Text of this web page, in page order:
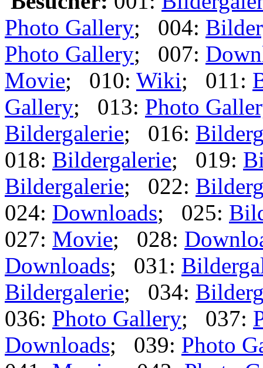
Photo Gallery; 004:
Photo Gallery; 007:
Movie; 010: Wiki; 011:
Gallery; 013: Photo
Bildergalerie; 016:
018: Bildergalerie; 019:
Bildergalerie; 022:
024: Downloads; 025:
027: Movie; 028:
Downloads; 031:
Bildergalerie; 034:
036: Photo Gallery; 037:
Downloads; 039: Photo